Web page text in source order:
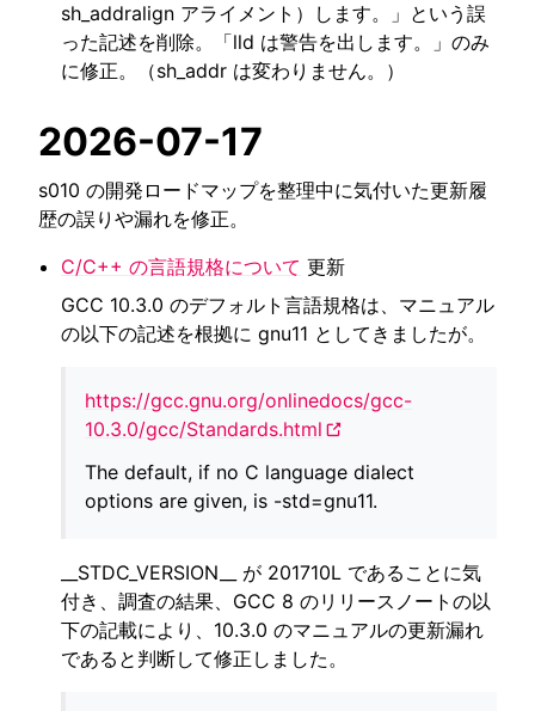
navigation of SOLID-OS
navigation of SOLID ツールチェーン
navigation of SOLID-Rust
navigation of ベアメタル
navigation of シミュレータ
navigation of Open Source Software used in SOLID
sh_addralign アライメント）します。」という誤
った記述を削除。「lld は警告を出します。」のみ
に修正。（sh_addr は変わりません。）
2026-07-17
s010 の開発ロードマップを整理中に気付いた更新履
歴の誤りや漏れを修正。
C/C++ の言語規格について 更新
GCC 10.3.0 のデフォルト言語規格は、マニュアル
の以下の記述を根拠に gnu11 としてきましたが。
https://gcc.gnu.org/onlinedocs/gcc-
10.3.0/gcc/Standards.html
The default, if no C language dialect
options are given, is -std=gnu11.
__STDC_VERSION__ が 201710L であることに気
付き、調査の結果、GCC 8 のリリースノートの以
下の記載により、10.3.0 のマニュアルの更新漏れ
であると判断して修正しました。